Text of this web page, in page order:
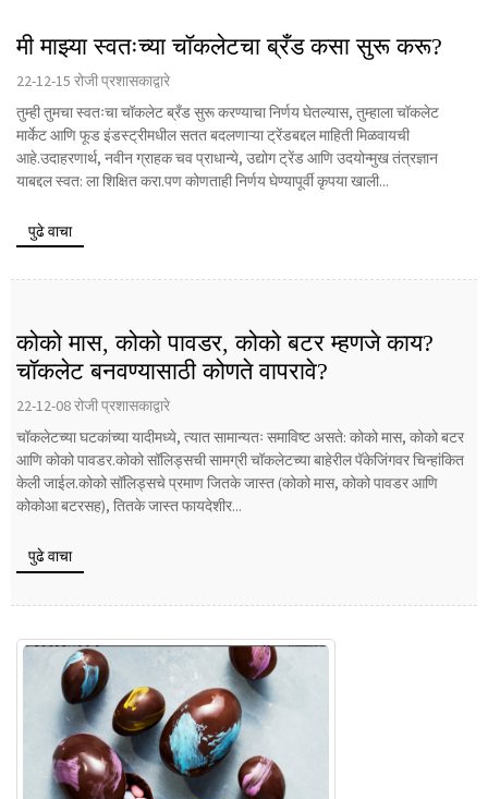
मी माझ्या स्वतःच्या चॉकलेटचा ब्रँड कसा सुरू करू?
22-12-15 रोजी प्रशासकाद्वारे
तुम्ही तुमचा स्वतःचा चॉकलेट ब्रँड सुरू करण्याचा निर्णय घेतल्यास, तुम्हाला चॉकलेट
मार्केट आणि फूड इंडस्ट्रीमधील सतत बदलणाऱ्या ट्रेंडबद्दल माहिती मिळवायची
आहे.उदाहरणार्थ, नवीन ग्राहक चव प्राधान्ये, उद्योग ट्रेंड आणि उदयोन्मुख तंत्रज्ञान
याबद्दल स्वत: ला शिक्षित करा.पण कोणताही निर्णय घेण्यापूर्वी कृपया खाली...
पुढे वाचा
कोको मास, कोको पावडर, कोको बटर म्हणजे काय?
चॉकलेट बनवण्यासाठी कोणते वापरावे?
22-12-08 रोजी प्रशासकाद्वारे
चॉकलेटच्या घटकांच्या यादीमध्ये, त्यात सामान्यतः समाविष्ट असते: कोको मास, कोको बटर
आणि कोको पावडर.कोको सॉलिड्सची सामग्री चॉकलेटच्या बाहेरील पॅकेजिंगवर चिन्हांकित
केली जाईल.कोको सॉलिड्सचे प्रमाण जितके जास्त (कोको मास, कोको पावडर आणि
कोकोआ बटरसह), तितके जास्त फायदेशीर...
पुढे वाचा